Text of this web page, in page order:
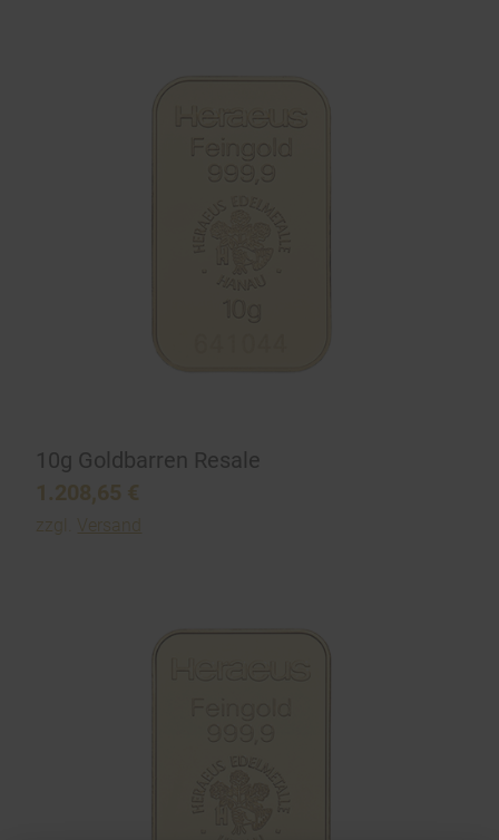
10g Goldbarren Resale
1.208,65 €
zzgl. Versand